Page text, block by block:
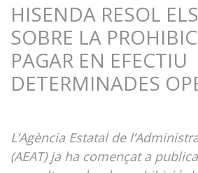
HISENDA RESOL
SOBRE LA
PAGAR EN EFECTIU
DETERMINADES
L’Agència Estatal de
(AEAT) ja ha començat a